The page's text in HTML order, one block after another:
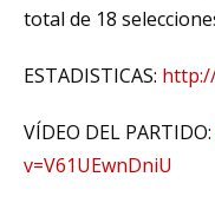
total de 18
ESTADISTICAS:
VÍDEO DEL PARTIDO:
v=V61UEwnDniU